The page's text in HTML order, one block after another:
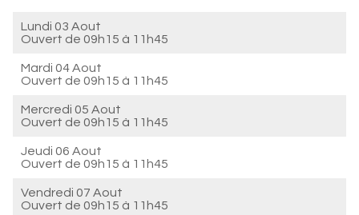
Lundi 03 Aout
Ouvert de 09h15 à 11h45
Mardi 04 Aout
Ouvert de 09h15 à 11h45
Mercredi 05 Aout
Ouvert de 09h15 à 11h45
Jeudi 06 Aout
Ouvert de 09h15 à 11h45
Vendredi 07 Aout
Ouvert de 09h15 à 11h45